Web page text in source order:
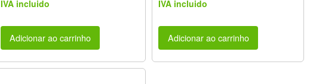
IVA incluido
Adicionar ao carrinho
IVA incluido
Adicionar ao carrinho